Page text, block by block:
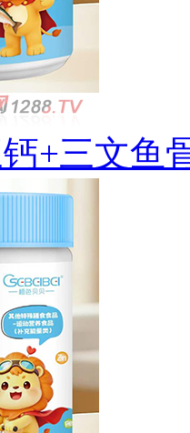
+三文鱼